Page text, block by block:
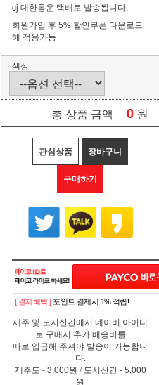
cj 대한통운 택배로 발송됩니다.
회원가입 후 5% 할인쿠폰 다운로드
해 적용가능
색상
총 상품 금액 0 원
관심상품 장바구니
구매하기
[ 결제혜택 ] 포인트 결제시 1% 적립!
제주 및 도서산간에서 네이버 아이디
로 구매시 추가 배송비를
따로 입금해 주셔야 발송이 가능합니
다.
제주도 - 3,000원 / 도서산간 - 5,000
원